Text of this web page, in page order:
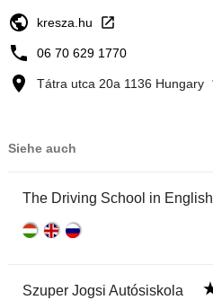
kresza.hu
06 70 629 1770
Tátra utca 20a 1136 Hungary
Siehe auch
The Driving School in English
Szuper Jogsi Autósiskola